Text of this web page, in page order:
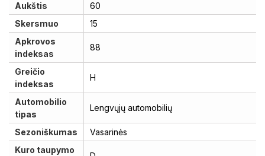
Aukštis
60
Skersmuo
15
Apkrovos
indeksas
88
Greičio
indeksas
H
Automobilio
tipas
Lengvųjų automobilių
Sezoniškumas
Vasarinės
Kuro taupymo